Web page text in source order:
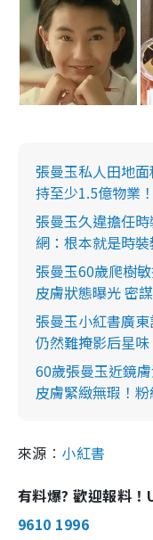
張曼玉私人田地
持至少1.5億物業！
張曼玉久違擔任
網：根本就是時裝
張曼玉60歲爬樹
皮膚狀態曝光 密
張曼玉小紅書廣
仍然難掩影后星味
60歲張曼玉近鏡
皮膚緊緻無瑕！
來源︰ 小紅書
有料爆? 歡迎報料
9610 1996